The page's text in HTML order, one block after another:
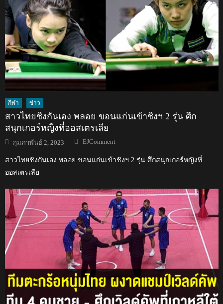
กีฬา ข่าว
สาวไทยชิงกันเอง พลอย ขอนแก่นเข้าชิงฯ 2 รุ่น ศึก
สนุกเกอร์หญิงที่ออสเตรเลีย
Posted
on
กุมภาพันธ์ 2, 2023 Author
EJComment
สาวไทยชิงกันเอง พลอย ขอนแก่นเข้าชิงฯ 2 รุ่น ศึกสนุกเกอร์หญิงที่
ออสเตรเลีย